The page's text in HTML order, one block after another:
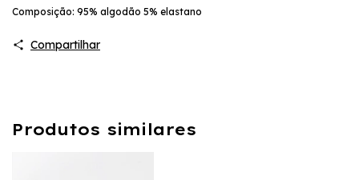
Composição: 95% algodão 5% elastano
Compartilhar
Produtos similares